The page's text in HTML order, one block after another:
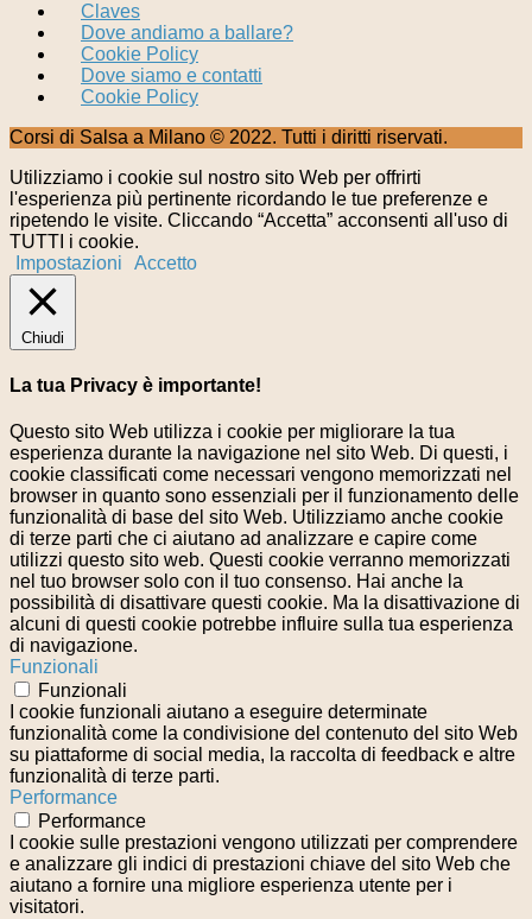
Claves
Dove andiamo a ballare?
Cookie Policy
Dove siamo e contatti
Cookie Policy
Corsi di Salsa a Milano © 2022. Tutti i diritti riservati.
Utilizziamo i cookie sul nostro sito Web per offrirti
l'esperienza più pertinente ricordando le tue preferenze e
ripetendo le visite. Cliccando “Accetta” acconsenti all'uso di
TUTTI i cookie.
Impostazioni
Accetto
Chiudi
La tua Privacy è importante!
Questo sito Web utilizza i cookie per migliorare la tua
esperienza durante la navigazione nel sito Web. Di questi, i
cookie classificati come necessari vengono memorizzati nel
browser in quanto sono essenziali per il funzionamento delle
funzionalità di base del sito Web. Utilizziamo anche cookie
di terze parti che ci aiutano ad analizzare e capire come
utilizzi questo sito web. Questi cookie verranno memorizzati
nel tuo browser solo con il tuo consenso. Hai anche la
possibilità di disattivare questi cookie. Ma la disattivazione di
alcuni di questi cookie potrebbe influire sulla tua esperienza
di navigazione.
Funzionali
Funzionali
I cookie funzionali aiutano a eseguire determinate
funzionalità come la condivisione del contenuto del sito Web
su piattaforme di social media, la raccolta di feedback e altre
funzionalità di terze parti.
Performance
Performance
I cookie sulle prestazioni vengono utilizzati per comprendere
e analizzare gli indici di prestazioni chiave del sito Web che
aiutano a fornire una migliore esperienza utente per i
visitatori.